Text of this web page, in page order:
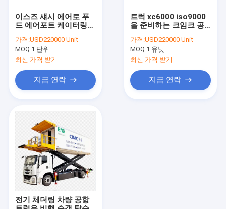
이스즈 섀시 에어로 푸
드 에어포트 케이터링
가격:USD220000 Unit
MOQ:1 단위
최신 가격 받기
지금 연락
트럭 xc6000 iso9000
을 준비하는 크임크 공
가격:USD220000 Unit
MOQ:1 유닛
최신 가격 받기
지금 연락
전기 체더링 차량 공항